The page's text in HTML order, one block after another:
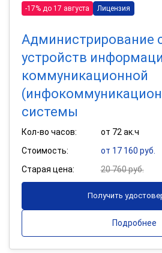
-17% до 17 августа Лицензия
Администрирование
устройств
коммуникационной
системы
Кол-во часов:
от 72 ак.ч
Стоимость:
от 17 160 руб.
Старая цена:
20 760 руб.
Получить
Подробнее